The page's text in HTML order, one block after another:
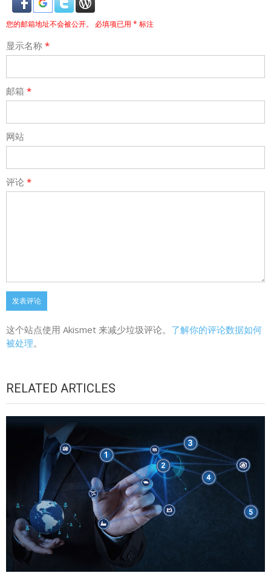
您的邮箱地址不会被公开。 必填项已用 * 标注
显示名称 *
邮箱 *
网站
评论 *
这个站点使用 Akismet 来减少垃圾评论。 了解你的评论数据如何
被处理。
RELATED ARTICLES